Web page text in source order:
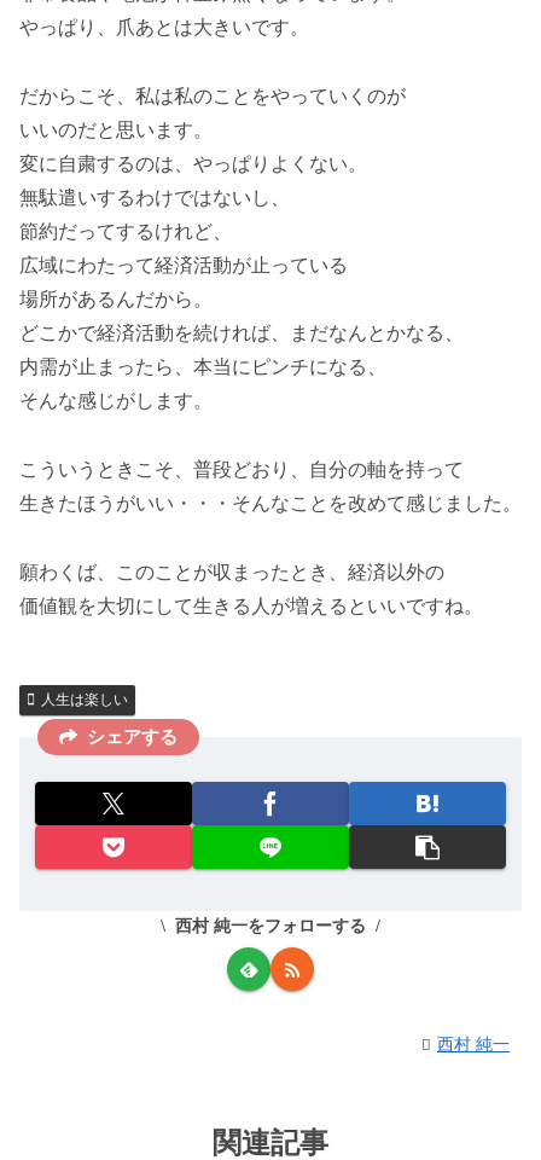
やっぱり、爪あとは大きいです。
だからこそ、私は私のことをやっていくのが
いいのだと思います。
変に自粛するのは、やっぱりよくない。
無駄遣いするわけではないし、
節約だってするけれど、
広域にわたって経済活動が止っている
場所があるんだから。
どこかで経済活動を続ければ、まだなんとかなる、
内需が止まったら、本当にピンチになる、
そんな感じがします。
こういうときこそ、普段どおり、自分の軸を持って
生きたほうがいい・・・そんなことを改めて感じました。
願わくば、このことが収まったとき、経済以外の
価値観を大切にして生きる人が増えるといいですね。
人生は楽しい
シェアする
西村 純一をフォローする
西村 純一
関連記事